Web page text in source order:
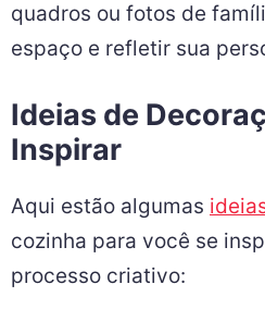
quadros ou fotos de
espaço e refletir sua
Ideias de
Inspirar
Aqui estão algumas
cozinha para você se
processo criativo: